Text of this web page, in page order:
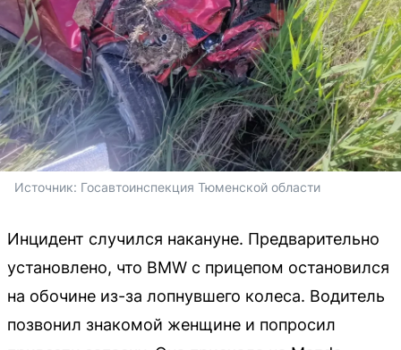
Источник: Госавтоинспекция Тюменской области
Инцидент случился накануне. Предварительно
установлено, что BMW с прицепом остановился
на обочине из-за лопнувшего колеса. Водитель
позвонил знакомой женщине и попросил